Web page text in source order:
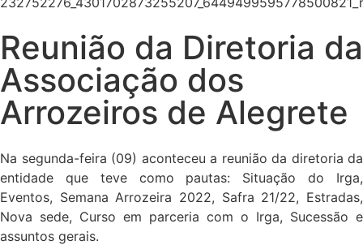
Reunião da Diretoria da
Associação dos
Arrozeiros de Alegrete
Na segunda-feira (09) aconteceu a reunião da diretoria da
entidade que teve como pautas: Situação do Irga,
Eventos, Semana Arrozeira 2022, Safra 21/22, Estradas,
Nova sede, Curso em parceria com o Irga, Sucessão e
assuntos gerais.